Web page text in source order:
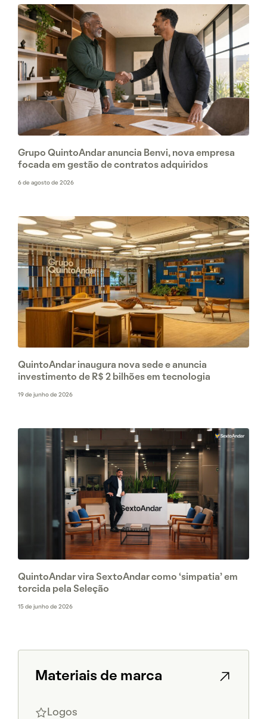
Grupo QuintoAndar anuncia Benvi, nova empresa
focada em gestão de contratos adquiridos
6 de agosto de 2026
QuintoAndar inaugura nova sede e anuncia
investimento de R$ 2 bilhões em tecnologia
19 de junho de 2026
QuintoAndar vira SextoAndar como ‘simpatia’ em
torcida pela Seleção
15 de junho de 2026
Materiais de marca
Logos